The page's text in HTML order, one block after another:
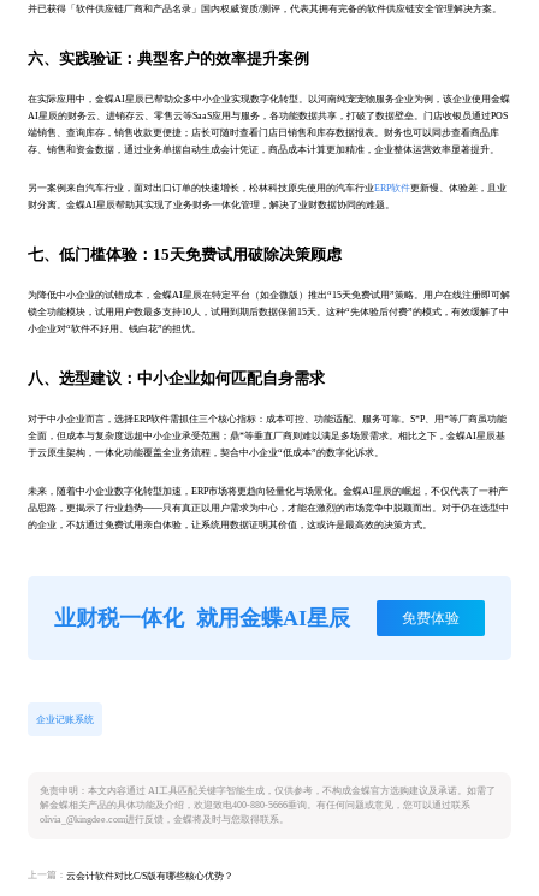
并已获得「软件供应链厂商和产品名录」国内权威资质/测评，代表其拥有完备的软件供应链安全管理解决方案。
六、实践验证：典型客户的效率提升案例
在实际应用中，金蝶AI星辰已帮助众多中小企业实现数字化转型。以河南纯宠宠物服务企业为例，该企业使用金蝶
AI星辰的财务云、进销存云、零售云等SaaS应用与服务，各功能数据共享，打破了数据壁垒。门店收银员通过POS
端销售、查询库存，销售收款更便捷；店长可随时查看门店日销售和库存数据报表。财务也可以同步查看商品库
存、销售和资金数据，通过业务单据自动生成会计凭证，商品成本计算更加精准，企业整体运营效率显著提升。
另一案例来自汽车行业，面对出口订单的快速增长，松林科技原先使用的汽车行业ERP软件更新慢、体验差，且业
财分离。金蝶AI星辰帮助其实现了业务财务一体化管理，解决了业财数据协同的难题。
七、低门槛体验：15天免费试用破除决策顾虑
为降低中小企业的试错成本，金蝶AI星辰在特定平台（如企微版）推出“15天免费试用”策略。用户在线注册即可解
锁全功能模块，试用用户数最多支持10人，试用到期后数据保留15天。这种“先体验后付费”的模式，有效缓解了中
小企业对“软件不好用、钱白花”的担忧。
八、选型建议：中小企业如何匹配自身需求
对于中小企业而言，选择ERP软件需抓住三个核心指标：成本可控、功能适配、服务可靠。S*P、用*等厂商虽功能
全面，但成本与复杂度远超中小企业承受范围；鼎*等垂直厂商则难以满足多场景需求。相比之下，金蝶AI星辰基
于云原生架构，一体化功能覆盖全业务流程，契合中小企业“低成本”的数字化诉求。
未来，随着中小企业数字化转型加速，ERP市场将更趋向轻量化与场景化。金蝶AI星辰的崛起，不仅代表了一种产
品思路，更揭示了行业趋势——只有真正以用户需求为中心，才能在激烈的市场竞争中脱颖而出。对于仍在选型中
的企业，不妨通过免费试用亲自体验，让系统用数据证明其价值，这或许是最高效的决策方式。
业财税一体化 就用金蝶AI星辰 免费体验
企业记账系统
免责申明：本文内容通过 AI工具匹配关键字智能生成，仅供参考，不构成金蝶官方选购建议及承诺。如需了
解金蝶相关产品的具体功能及介绍，欢迎致电400-880-5666垂询。有任何问题或意见，您可以通过联系
olivia_@kingdee.com进行反馈，金蝶将及时与您取得联系。
上一篇：云会计软件对比C/S版有哪些核心优势？